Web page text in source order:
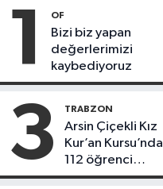
1 OF
Bizi biz yapan
değerlerimizi
kaybediyoruz
3 TRABZON
Arsin Çiçekli Kız
Kur’an Kursu’nda
112 öğrenci
icazet aldı